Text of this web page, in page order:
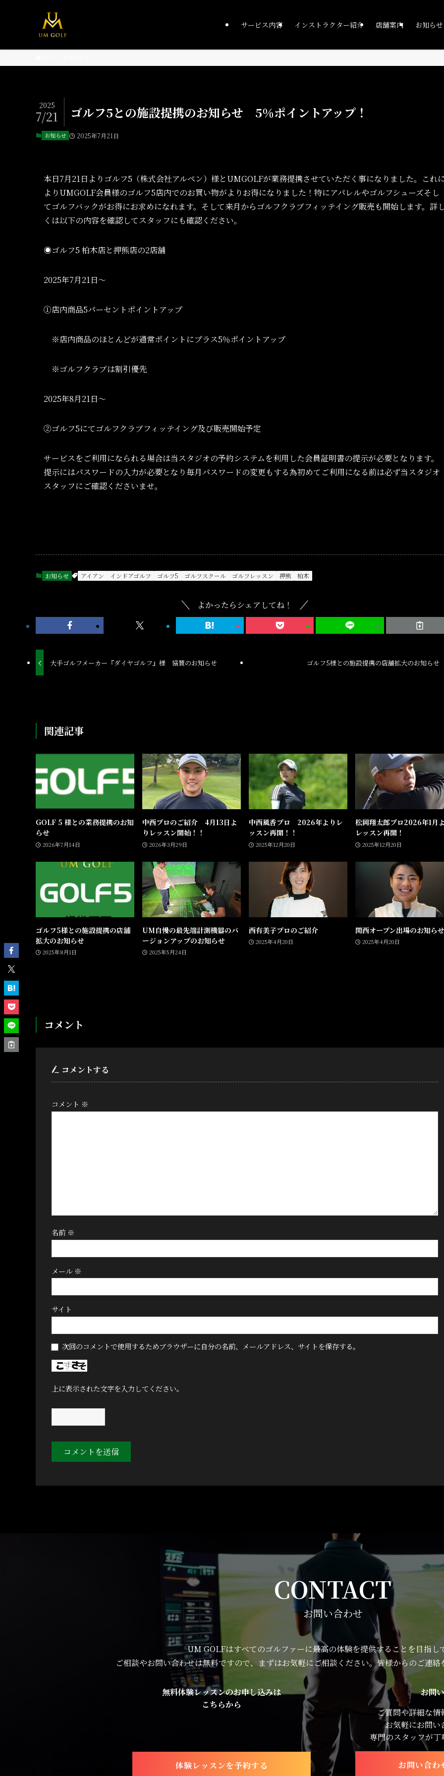
サービス内容 インストラクター紹介 店舗案内 お知ら
ゴルフ5との施設提携のお知らせ 5％ポイントアップ！
2025
7/21
お知らせ 2025年7月21日
本日7月21日よりゴルフ5（株式会社アルペン）様とUMGOLFが業務提携させていただく事になりました。これ
よりUMGOLF会員様のゴルフ5店内でのお買い物がよりお得になりました！特にアパレルやゴルフシューズそし
てゴルフバックがお得にお求めになれます。そして来月からゴルフクラブフィッテイング販売も開始します。詳
くは以下の内容を確認してスタッフにも確認ください。
◉ゴルフ5 柏木店と押熊店の2店舗
2025年7月21日〜
①店内商品5パーセントポイントアップ
※店内商品のほとんどが通常ポイントにプラス5％ポイントアップ
※ゴルフクラブは割引優先
2025年8月21日〜
②ゴルフ5にてゴルフクラブフィッテイング及び販売開始予定
サービスをご利用になられる場合は当スタジオの予約システムを利用した会員証明書の提示が必要となります。
提示にはパスワードの入力が必要となり毎月パスワードの変更もする為初めてご利用になる前は必ず当スタジオ
スタッフにご確認くださいませ。
お知らせ アイアン インドアゴルフ ゴルフ5 ゴルフスクール ゴルフレッスン 押熊 柏木
よかったらシェアしてね！
大手ゴルフメーカー『ダイヤゴルフ』様 協賛のお知らせ ゴルフ5様との施設提携の店舗拡大のお知らせ
関連記事
GOLF 5 様との業務提携のお知
らせ
2026年7月14日
中西プロのご紹介 4月13日よ
りレッスン開始！！
2026年3月29日
中西風香プロ 2026年よりレ
ッスン再開！！
2025年12月20日
松岡翔太郎プロ2026年1月
レッスン再開！
2025年12月20日
ゴルフ5様との施設提携の店舗
拡大のお知らせ
2025年8月1日
UM自慢の最先端計測機器のバ
ージョンアップのお知らせ
2025年5月24日
西有美子プロのご紹介
2025年4月20日
関西オープン出場のお知ら
2025年4月20日
コメント
コメントする
コメント ※
名前 ※
メール ※
サイト
次回のコメントで使用するためブラウザーに自分の名前、メールアドレス、サイトを保存する。
上に表示された文字を入力してください。
CONTACT
お問い合わせ
UM GOLFはすべてのゴルファーに最高の体験を提供することを目指し
ご相談やお問い合わせは無料ですので、まずはお気軽にご相談ください。皆様からのご連
無料体験レッスンのお申し込みは
こちらから
体験レッスンを予約する
お問
ご質問や詳細な
お気軽にお問い
専門のスタッフが
お問い合わ